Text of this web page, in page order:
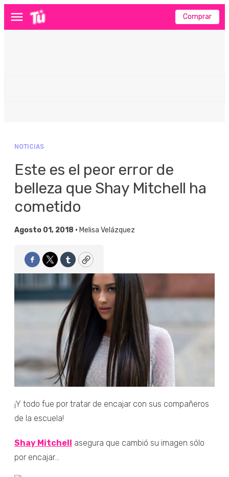
Menú Comprar
NOTICIAS
Este es el peor error de
belleza que Shay Mitchell ha
cometido
Agosto 01, 2018 • Melisa Velázquez
Facebook
TwitterTumblrCopy
¡Y todo fue por tratar de encajar con sus compañeros
de la escuela!
Shay Mitchell asegura que cambió su imagen sólo
por encajar...